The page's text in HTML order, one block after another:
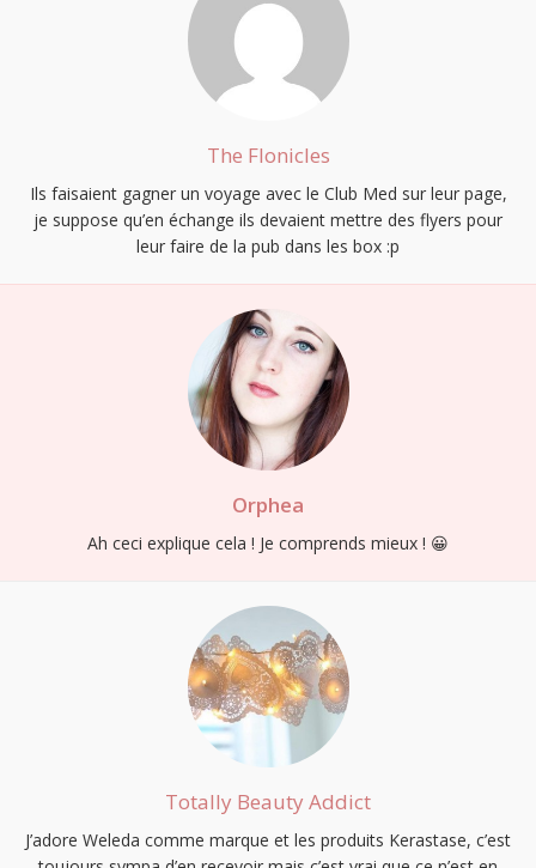
The Flonicles
Ils faisaient gagner un voyage avec le Club Med sur leur page,
je suppose qu’en échange ils devaient mettre des flyers pour
leur faire de la pub dans les box :p
Orphea
Ah ceci explique cela ! Je comprends mieux ! 😀
Totally Beauty Addict
J’adore Weleda comme marque et les produits Kerastase, c’est